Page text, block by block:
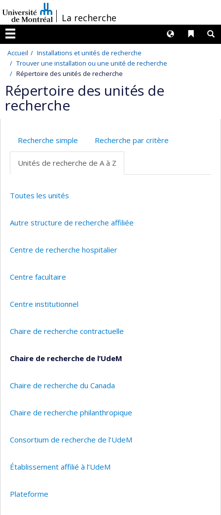
au
contenu
/La recherche
Menu
Liens
Langues
Accueil
Installations et unités de recherche
Trouver une installation ou une unité de recherche
Répertoire des unités de recherche
Répertoire des unités de
recherche
Recherche simple Recherche par critère
Unités de recherche de A à Z
Toutes les unités
Autre structure de recherche affiliée
Centre de recherche hospitalier
Centre facultaire
Centre institutionnel
Chaire de recherche contractuelle
Chaire de recherche de l’UdeM
Chaire de recherche du Canada
Chaire de recherche philanthropique
Consortium de recherche de l’UdeM
Établissement affilié à l’UdeM
Plateforme